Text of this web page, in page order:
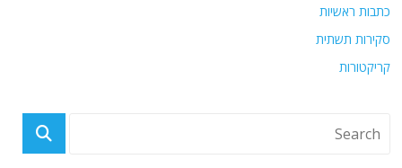
כתבות ראשיות
סקירות תשתית
קריקטורות